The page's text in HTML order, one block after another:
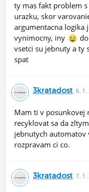
ty mas fakt problem
urazku, skor
argumentacna logika
vynimocny, iny
vsetci su jebnuty a ty
spat
3kratadost 6. 1.
Mam ti v posunkovej
recyklovat sa da
jebnutych automatov
rozpravam ci co.
3kratadost 7. 1.